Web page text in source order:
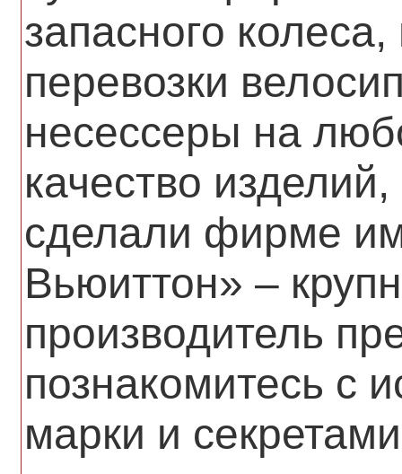
запасного
перевозки
несессеры на
качество
сделали фирме
Вьюиттон» –
производитель
познакомитесь с
марки и